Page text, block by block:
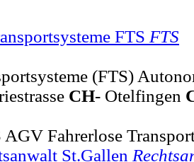
FTS FTS
(FTS)
CH- Otelfingen
AGV Fahrerlose
St.Gallen